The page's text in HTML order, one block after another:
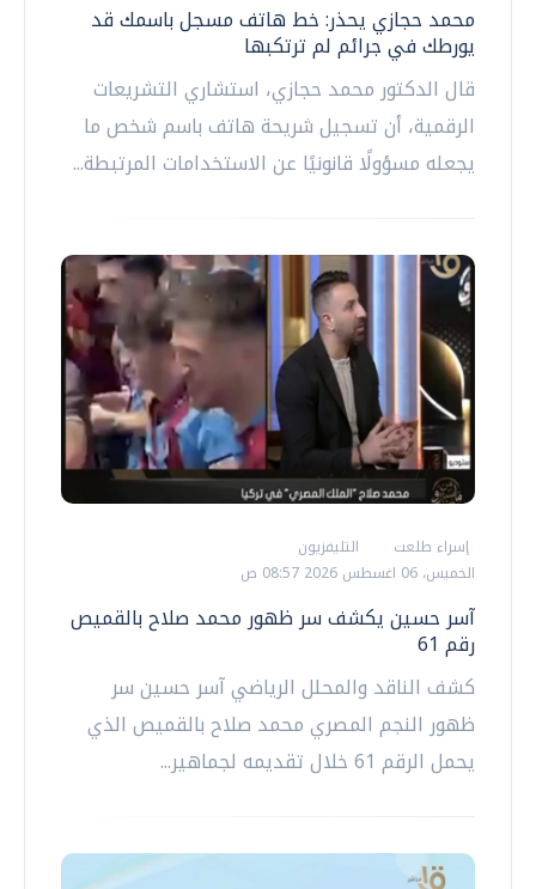
محمد حجازي يحذر: خط هاتف مسجل باسمك قد
يورطك في جرائم لم ترتكبها
قال الدكتور محمد حجازي، استشاري التشريعات
الرقمية، أن تسجيل شريحة هاتف باسم شخص ما
يجعله مسؤولًا قانونيًا عن الاستخدامات المرتبطة...
إسراء طلعت
التليفزيون
الخميس، 06 اغسطس 2026 08:57 ص
آسر حسين يكشف سر ظهور محمد صلاح بالقميص
رقم 61
كشف الناقد والمحلل الرياضي آسر حسين سر
ظهور النجم المصري محمد صلاح بالقميص الذي
يحمل الرقم 61 خلال تقديمه لجماهير...